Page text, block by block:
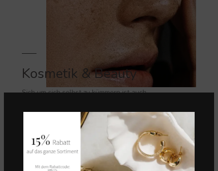
Kosmetik & Beauty
Sich um sich selbst zu kümmern ist auch
schlechtes Wetter warten.